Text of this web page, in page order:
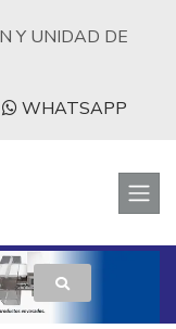
Y UNIDAD DE
WHATSAPP